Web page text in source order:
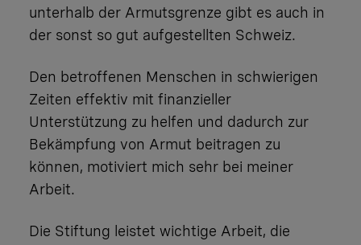
unterhalb der Armutsgrenze gibt es auch in
der sonst so gut aufgestellten Schweiz.
Den betroffenen Menschen in schwierigen
Zeiten effektiv mit finanzieller
Unterstützung zu helfen und dadurch zur
Bekämpfung von Armut beitragen zu
können, motiviert mich sehr bei meiner
Arbeit.
Die Stiftung leistet wichtige Arbeit, die